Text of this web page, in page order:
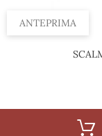
ANTEPRIMA